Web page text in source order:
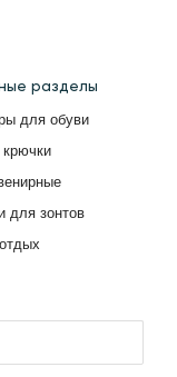
разделы
для обуви
для зонтов